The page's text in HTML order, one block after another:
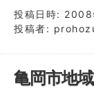
投稿日時: 2008
投稿者:
亀岡市地